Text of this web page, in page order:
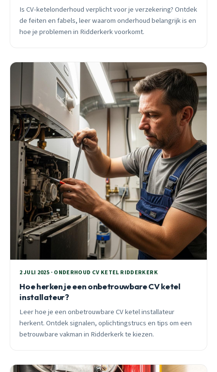
Is CV-ketelonderhoud verplicht voor je verzekering? Ontdek
de feiten en fabels, leer waarom onderhoud belangrijk is en
hoe je problemen in Ridderkerk voorkomt.
2 JULI 2025 · ONDERHOUD CV KETEL RIDDERKERK
Hoe herken je een onbetrouwbare CV ketel
installateur?
Leer hoe je een onbetrouwbare CV ketel installateur
herkent. Ontdek signalen, oplichtingstrucs en tips om een
betrouwbare vakman in Ridderkerk te kiezen.